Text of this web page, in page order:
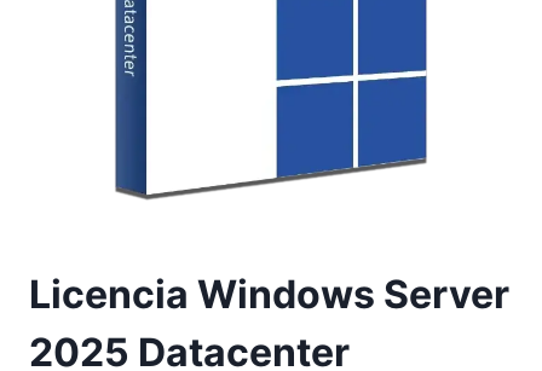
Licencia Windows Server
2025 Datacenter